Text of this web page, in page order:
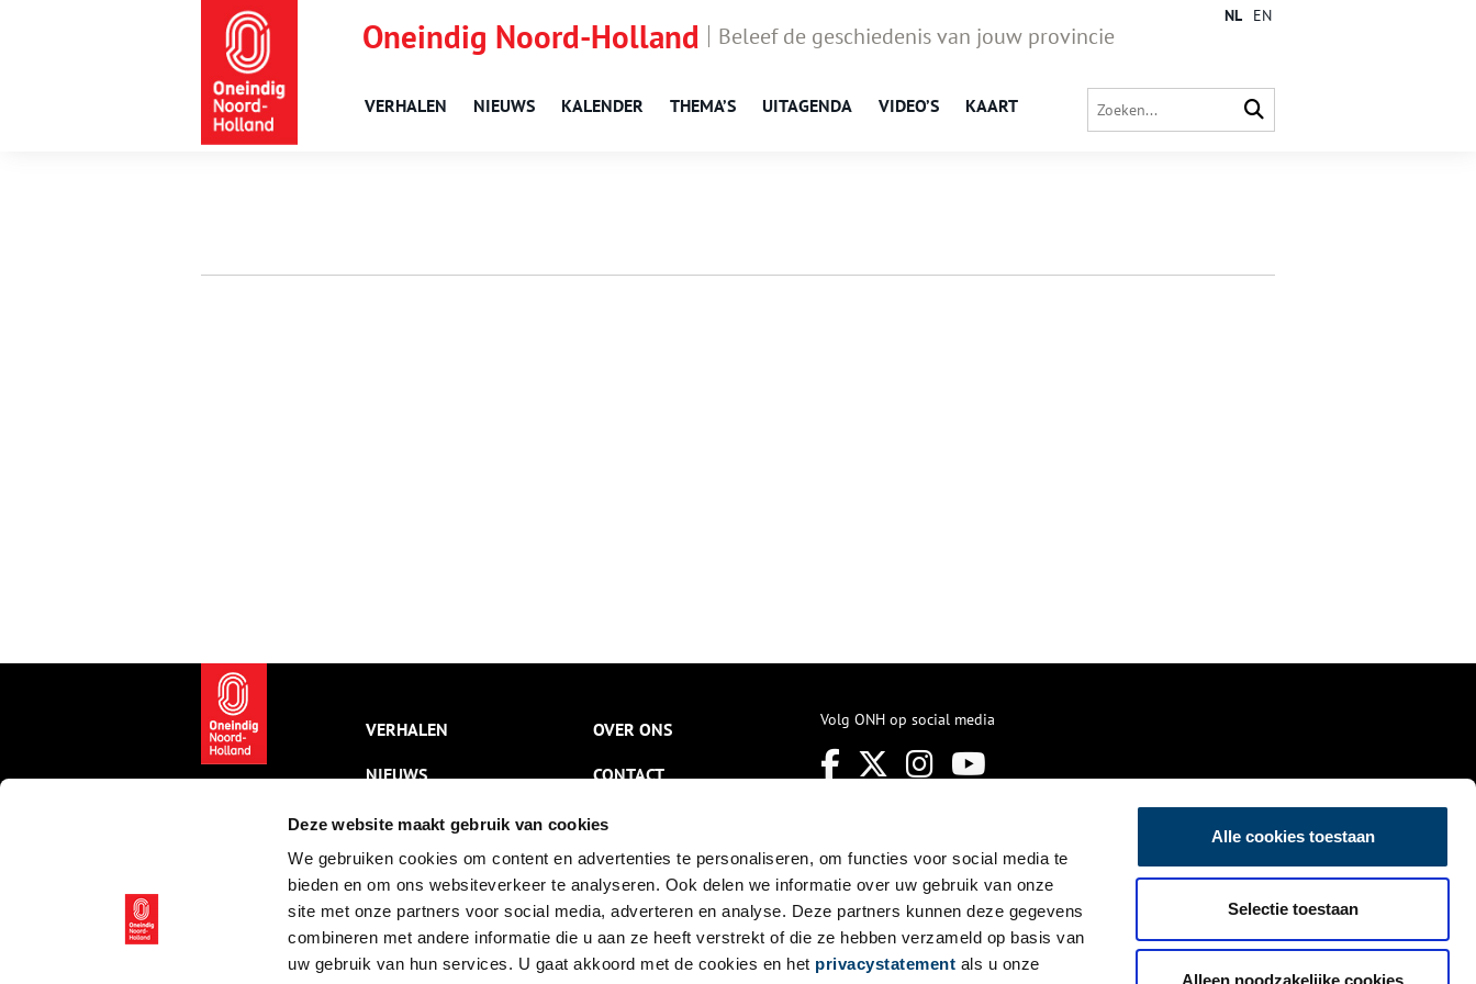
Deze website maakt gebruik van cookies
We gebruiken cookies om content en advertenties te personaliseren, om functies voor social media te
bieden en om ons websiteverkeer te analyseren. Ook delen we informatie over uw gebruik van onze
site met onze partners voor social media, adverteren en analyse. Deze partners kunnen deze gegevens
combineren met andere informatie die u aan ze heeft verstrekt of die ze hebben verzameld op basis van
uw gebruik van hun services. U gaat akkoord met de cookies en het privacystatement als u onze
Alle cookies toestaan
Selectie toestaan
Alleen noodzakelijke cookies
Oneindig Noord-Holland Beleef de geschiedenis van jouw provincie
VERHALEN NIEUWS KALENDER THEMA’S UITAGENDA VIDEO’S KAART
NL EN
VERHALEN
NIEUWS
KALENDER
THEMA’S
ACTIVITEITEN
VIDEO’S
OVER ONS
CONTACT
NIEUWSBRIEF
DISCLAIMER
PRIVACY
TOEGANKELIJKHEID
Volg ONH op social media